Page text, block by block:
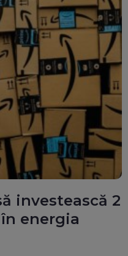
investească 2
energia